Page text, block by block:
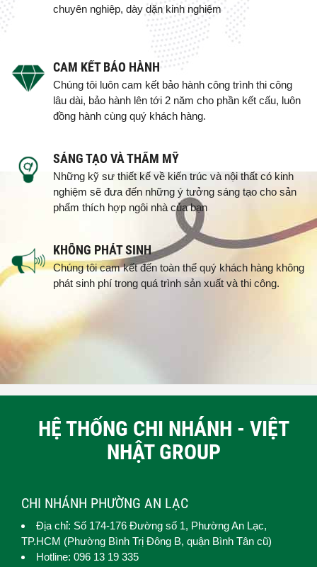
chuyên nghiệp, dày dặn kinh nghiệm
CAM KẾT BẢO HÀNH
Chúng tôi luôn cam kết bảo hành công trình thi công
lâu dài, bảo hành lên tới 2 năm cho phần kết cấu, luôn
đồng hành cùng quý khách hàng.
SÁNG TẠO VÀ THẨM MỸ
Những kỹ sư thiết kế về kiến trúc và nội thất có kinh
nghiệm sẽ đưa đến những ý tưởng sáng tạo cho sản
phẩm thích hợp ngôi nhà của bạn
KHÔNG PHÁT SINH
Chúng tôi cam kết đến toàn thể quý khách hàng không
phát sinh phí trong quá trình sản xuất và thi công.
HỆ THỐNG CHI NHÁNH - VIỆT
NHẬT GROUP
CHI NHÁNH PHƯỜNG AN LẠC
Địa chỉ: Số 174-176 Đường số 1, Phường An Lạc,
TP.HCM (Phường Bình Trị Đông B, quận Bình Tân cũ)
Hotline: 096 13 19 335